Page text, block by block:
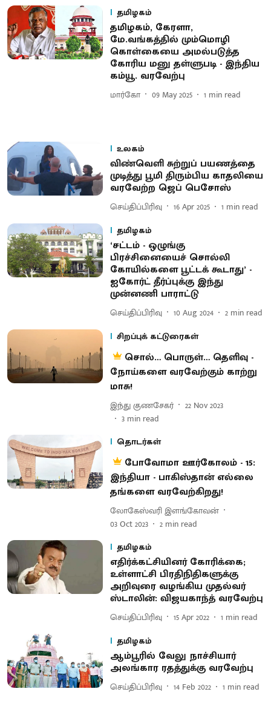
தமிழகம்
தமிழகம், கேரளா,
மே.வங்கத்தில் மும்மொழி
கொள்கையை அமல்படுத்த
கோரிய மனு தள்ளுபடி - இந்திய
கம்யூ. வரவேற்பு
மார்கோ 09 May 2025 1 min read
உலகம்
விண்வெளி சுற்றுப் பயணத்தை
முடித்து பூமி திரும்பிய காதலியை
வரவேற்ற ஜெப் பெசோஸ்
செய்திப்பிரிவு 16 Apr 2025 1 min read
தமிழகம்
‘சட்டம் - ஒழுங்கு
பிரச்சினையைச் சொல்லி
கோயில்களை பூட்டக் கூடாது’ -
ஐகோர்ட் தீர்ப்புக்கு இந்து
முன்னணி பாராட்டு
செய்திப்பிரிவு 10 Aug 2024 2 min read
சிறப்புக் கட்டுரைகள்
சொல்… பொருள்… தெளிவு -
நோய்களை வரவேற்கும் காற்று
மாசு!
இந்து குணசேகர்
22 Nov 2023
3 min read
தொடர்கள்
போவோமா ஊர்கோலம் - 15:
இந்தியா - பாகிஸ்தான் எல்லை
தங்களை வரவேற்கிறது!
லோகேஸ்வரி இளங்கோவன்
03 Oct 2023
2 min read
தமிழகம்
எதிர்க்கட்சியினர் கோரிக்கை;
உள்ளாட்சி பிரதிநிதிகளுக்கு
அறிவுரை வழங்கிய முதல்வர்
ஸ்டாலின்: விஜயகாந்த் வரவேற்பு
செய்திப்பிரிவு 15 Apr 2022 1 min read
தமிழகம்
ஆம்பூரில் வேலு நாச்சியார்
அலங்கார ரதத்துக்கு வரவேற்பு
செய்திப்பிரிவு 14 Feb 2022 1 min read